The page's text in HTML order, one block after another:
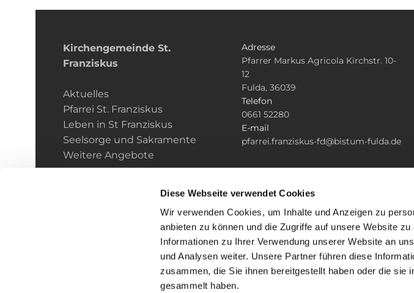
Diese Webseite verwendet Cookies
Wir verwenden Cookies, um Inhalte und Anzeigen zu
anbieten zu können und die Zugriffe auf unsere Website
Informationen zu Ihrer Verwendung unserer Website an
und Analysen weiter. Unsere Partner führen diese
zusammen, die Sie ihnen bereitgestellt haben oder die sie
gesammelt haben.
Kirchengemeinde­­ St.
Franziskus
Aktuelles
Pfarrei St. Franziskus
Leben in St Franziskus
Seelsorge und Sakramente
Weitere Angebote
Adresse
Pfarrer Markus Agricola Kirchstr. 10-
12
Fulda, 36039
Telefon
0661 52280
E-mail
pfarrei.franziskus-fd@bistum-fulda.de
Impressum